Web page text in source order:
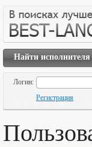
Найти исполнителя
Логин:
Регистрация